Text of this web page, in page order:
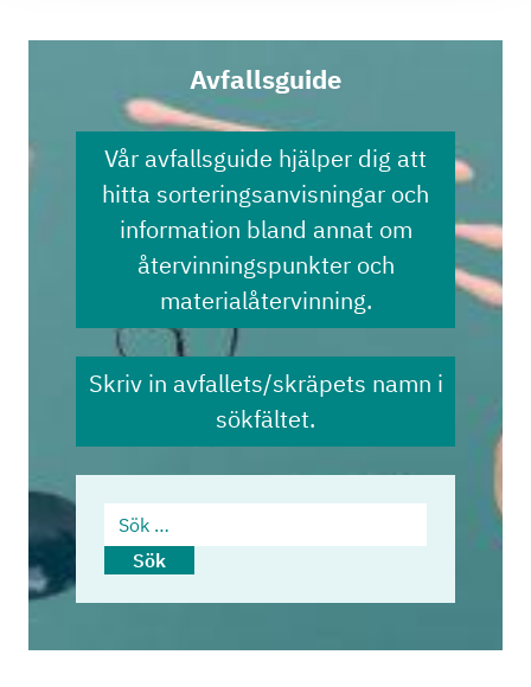
Avfallsguide
Vår avfallsguide hjälper dig att
hitta sorteringsanvisningar och
information bland annat om
återvinningspunkter och
materialåtervinning.
Skriv in avfallets/skräpets namn i
sökfältet.
Sök …
Sök